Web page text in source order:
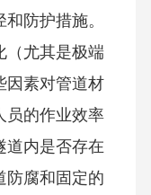
防护措施。
（尤其是极端
因素对管道材
员的作业效率
道内是否存在
防腐和固定的